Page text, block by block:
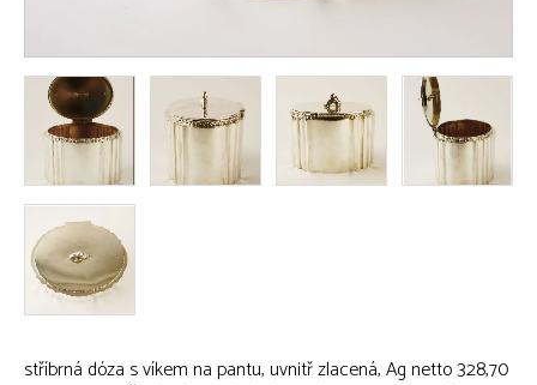
stříbrná dóza s víkem na pantu, uvnitř zlacená, Ag netto 328,70